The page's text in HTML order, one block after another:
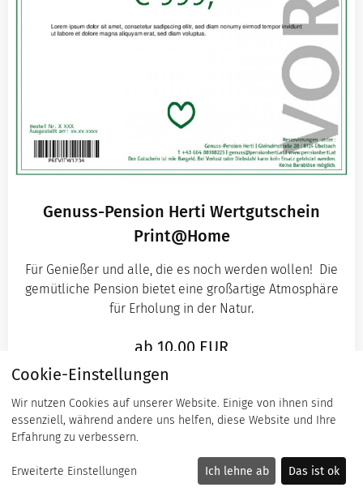
Genuss-Pension Herti Wertgutschein
Print@Home
Für Genießer und alle, die es noch werden wollen! Die
gemütliche Pension bietet eine großartige Atmosphäre
für Erholung in der Natur.
ab 10,00 EUR
ZUM GUTSCHEIN
Cookie-Einstellungen
Wir nutzen Cookies auf unserer Website. Einige von ihnen sind
essenziell, während andere uns helfen, diese Website und Ihre
Erfahrung zu verbessern.
Erweiterte Einstellungen Ich lehne ab Das ist ok